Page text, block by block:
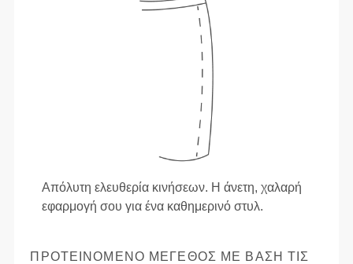
Απόλυτη ελευθερία κινήσεων. Η άνετη, χαλαρή
εφαρμογή σου για ένα καθημερινό στυλ.
ΠΡΟΤΕΙΝΌΜΕΝΟ ΜΈΓΕΘΟΣ ΜΕ ΒΆΣΗ ΤΙΣ